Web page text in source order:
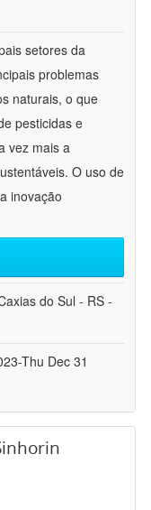
setores da
problemas
naturais, o que
pesticidas e
vez mais a
O uso de
inovação
do Sul - RS -
Thu Dec 31